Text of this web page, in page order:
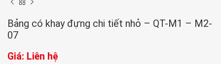
Bảng có khay đựng chi tiết nhỏ – QT-M1 – M2-
07
Giá: Liên hệ